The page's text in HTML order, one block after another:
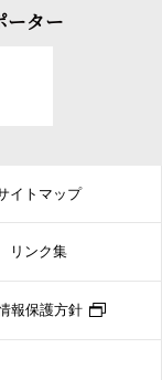
ーター
イトマップ
リンク集
報保護方針